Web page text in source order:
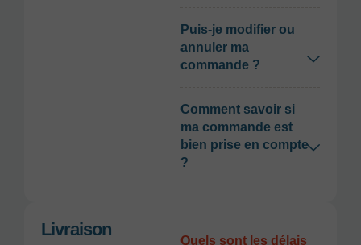
Puis-je modifier ou
annuler ma
commande ?
Comment savoir si
ma commande est
bien prise en compte
?
Livraison
Quels sont les délais